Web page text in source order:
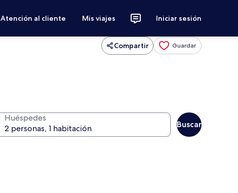
Atención al cliente Mis viajes Iniciar sesión
Compartir Guardar
Huéspedes
Buscar